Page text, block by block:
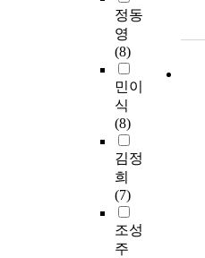
정동
영
(8)
민이
식
(8)
김정
희
(7)
조성
주